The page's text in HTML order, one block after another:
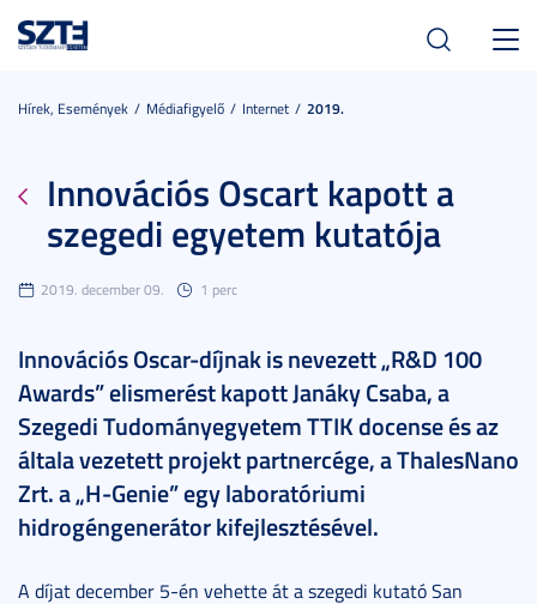
Hírek, Események Médiafigyelő Internet 2019.
Innovációs Oscart kapott a
szegedi egyetem kutatója
2019. december 09. 1 perc
Innovációs Oscar-díjnak is nevezett „R&D 100
Awards” elismerést kapott Janáky Csaba, a
Szegedi Tudományegyetem TTIK docense és az
általa vezetett projekt partnercége, a ThalesNano
Zrt. a „H-Genie” egy laboratóriumi
hidrogéngenerátor kifejlesztésével.
A díjat december 5-én vehette át a szegedi kutató San